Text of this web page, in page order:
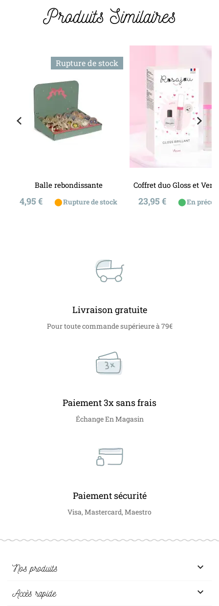
Produits Similaires
Balle rebondissante
Prix
4,95 € ⬤Rupture de stock
Rupture de stock
Coffret duo Gloss et
Prix
23,95 € ⬤En
Livraison gratuite
Pour toute commande supérieure à 79€
Paiement 3x sans frais
Échange En Magasin
Paiement sécurité
Visa, Mastercard, Maestro
Nos produits 
Accès rapide 